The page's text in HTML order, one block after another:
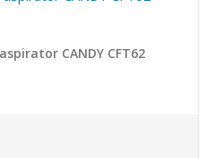
CANDY CFT62